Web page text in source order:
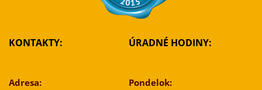
KONTAKTY:
Adresa:
ÚRADNÉ HODINY:
Pondelok: